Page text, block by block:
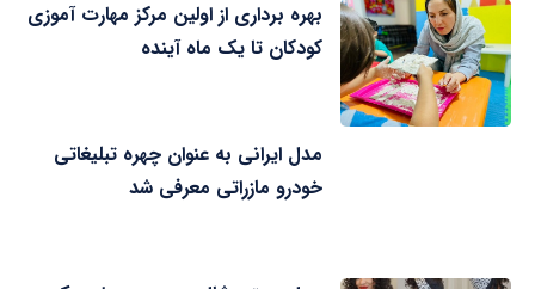
بهره برداری از اولین مرکز مهارت آموزی
کودکان تا یک ماه آینده
مدل ایرانی به عنوان چهره تبلیغاتی
خودرو مازراتی معرفی شد